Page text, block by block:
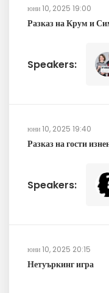
юни 10, 2025 19:00
Разказ на Крум и
Speakers:
юни 10, 2025 19:40
Разказ на гости
Speakers:
юни 10, 2025 20:15
Нетуъркинг игра